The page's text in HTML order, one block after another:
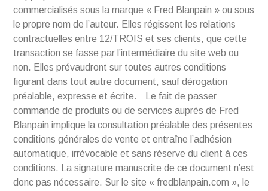
commercialisés sous la marque « Fred Blanpain » ou sous
le propre nom de l’auteur. Elles régissent les relations
contractuelles entre 12/TROIS et ses clients, que cette
transaction se fasse par l’intermédiaire du site web ou
non. Elles prévaudront sur toutes autres conditions
figurant dans tout autre document, sauf dérogation
préalable, expresse et écrite. Le fait de passer
commande de produits ou de services auprès de Fred
Blanpain implique la consultation préalable des présentes
conditions générales de vente et entraîne l’adhésion
automatique, irrévocable et sans réserve du client à ces
conditions. La signature manuscrite de ce document n’est
donc pas nécessaire. Sur le site « fredblanpain.com », le